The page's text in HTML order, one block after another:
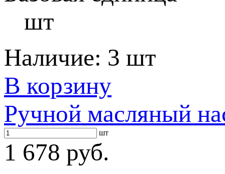
шт
Наличие: 3 шт
В корзину
Ручной масляный
шт
1 678 руб.